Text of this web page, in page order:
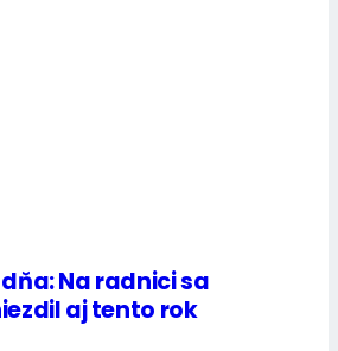
Na radnici sa
aj tento rok